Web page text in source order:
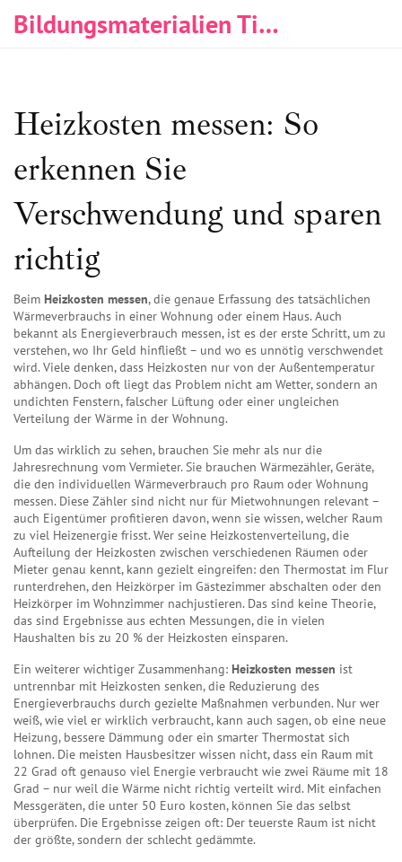
Bildungsmaterialien Tischlerei & Immobilien
Heizkosten messen: So
erkennen Sie
Verschwendung und sparen
richtig
Beim Heizkosten messen,die genaue Erfassung des tatsächlichen
Wärmeverbrauchs in einer Wohnung oder einem Haus. Auch
bekannt als Energieverbrauch messen, ist es der erste Schritt, um zu
verstehen, wo Ihr Geld hinfließt – und wo es unnötig verschwendet
wird. Viele denken, dass Heizkosten nur von der Außentemperatur
abhängen. Doch oft liegt das Problem nicht am Wetter, sondern an
undichten Fenstern, falscher Lüftung oder einer ungleichen
Verteilung der Wärme in der Wohnung.
Um das wirklich zu sehen, brauchen Sie mehr als nur die
Jahresrechnung vom Vermieter. Sie brauchen Wärmezähler,Geräte,
die den individuellen Wärmeverbrauch pro Raum oder Wohnung
messen. Diese Zähler sind nicht nur für Mietwohnungen relevant –
auch Eigentümer profitieren davon, wenn sie wissen, welcher Raum
zu viel Heizenergie frisst. Wer seine Heizkostenverteilung,die
Aufteilung der Heizkosten zwischen verschiedenen Räumen oder
Mieter genau kennt, kann gezielt eingreifen: den Thermostat im Flur
runterdrehen, den Heizkörper im Gästezimmer abschalten oder den
Heizkörper im Wohnzimmer nachjustieren. Das sind keine Theorie,
das sind Ergebnisse aus echten Messungen, die in vielen
Haushalten bis zu 20 % der Heizkosten einsparen.
Ein weiterer wichtiger Zusammenhang: Heizkosten messen ist
untrennbar mit Heizkosten senken,die Reduzierung des
Energieverbrauchs durch gezielte Maßnahmen verbunden. Nur wer
weiß, wie viel er wirklich verbraucht, kann auch sagen, ob eine neue
Heizung, bessere Dämmung oder ein smarter Thermostat sich
lohnen. Die meisten Hausbesitzer wissen nicht, dass ein Raum mit
22 Grad oft genauso viel Energie verbraucht wie zwei Räume mit 18
Grad – nur weil die Wärme nicht richtig verteilt wird. Mit einfachen
Messgeräten, die unter 50 Euro kosten, können Sie das selbst
überprüfen. Die Ergebnisse zeigen oft: Der teuerste Raum ist nicht
der größte, sondern der schlecht gedämmte.